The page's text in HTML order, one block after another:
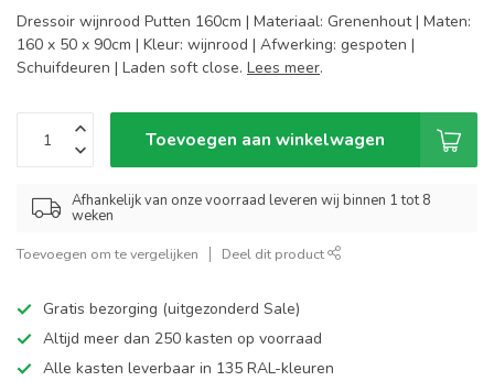
Dressoir wijnrood Putten 160cm | Materiaal: Grenenhout | Maten:
160 x 50 x 90cm | Kleur: wijnrood | Afwerking: gespoten |
Schuifdeuren | Laden soft close. Lees meer.
Toevoegen aan winkelwagen
Afhankelijk van onze voorraad leveren wij binnen 1 tot 8
weken
Toevoegen om te vergelijken Deel dit product
Gratis bezorging (uitgezonderd Sale)
Altijd meer dan 250 kasten op voorraad
Alle kasten leverbaar in 135 RAL-kleuren